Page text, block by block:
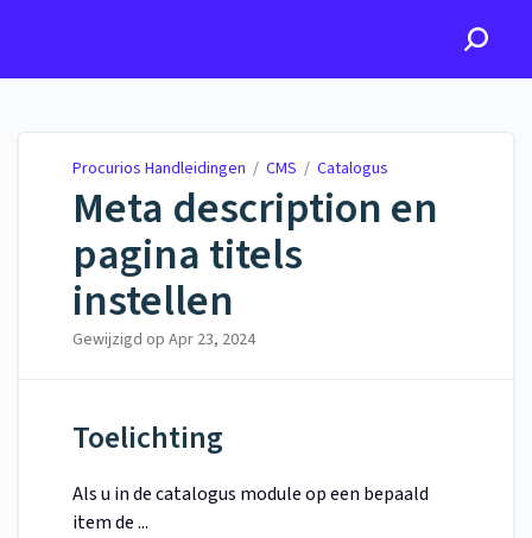
Procurios Handleidingen / CMS / Catalogus
Meta description en
pagina titels
instellen
Gewijzigd op Apr 23, 2024
Toelichting
Als u in de catalogus module op een bepaald
item de ...